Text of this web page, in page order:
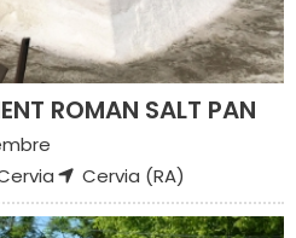
ROMAN SALT PAN
Cervia (RA)